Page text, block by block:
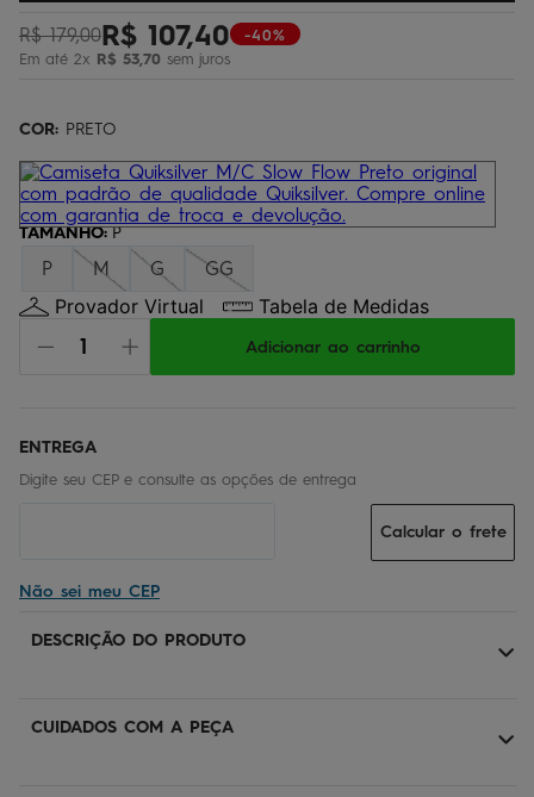
R$ 179,00R$ 107,40
Em até 2x R$ 53,70 sem juros
-40%
COR: PRETO
TAMANHO: P
P M G GG
Provador Virtual Tabela de Medidas
Adicionar ao carrinho
Não sei meu CEP
Calcular o frete
DESCRIÇÃO DO PRODUTO
CUIDADOS COM A PEÇA
5º bermuda
6º óculos
º chinelo
10º calça